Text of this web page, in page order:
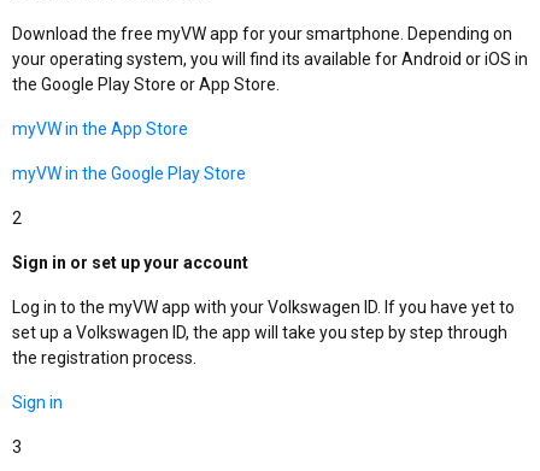
Download the free myVW app for your smartphone. Depending on
your operating system, you will find its available for Android or iOS in
the Google Play Store or App Store.
myVW in the App Store
myVW in the Google Play Store
2
Sign in or set up your account
Log in to the myVW app with your Volkswagen ID. If you have yet to
set up a Volkswagen ID, the app will take you step by step through
the registration process.
Sign in
3